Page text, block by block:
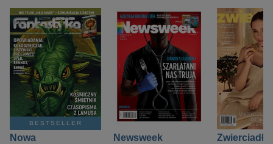
BESTSELLER
Nowa
Newsweek
Zwierciadło